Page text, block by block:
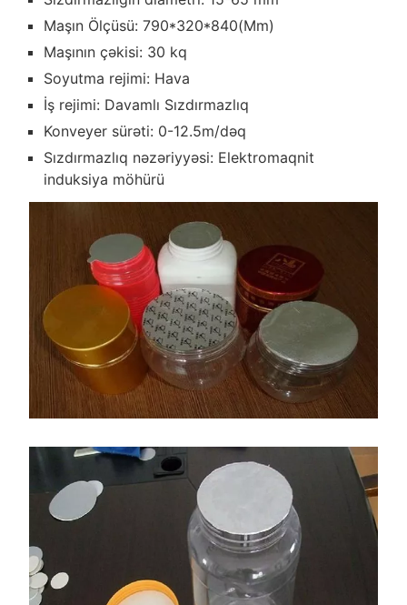
Maşın Ölçüsü: 790*320*840(Mm)
Maşının çəkisi: 30 kq
Soyutma rejimi: Hava
İş rejimi: Davamlı Sızdırmazlıq
Konveyer sürəti: 0-12.5m/dəq
Sızdırmazlıq nəzəriyyəsi: Elektromaqnit
induksiya möhürü